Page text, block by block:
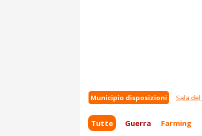
Municipio disposizioni Sala
Tutte Guerra Farming